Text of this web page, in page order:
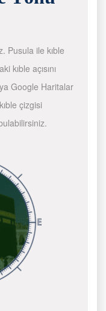
Pusula ile kıble
kıble açısını
Google Haritalar
çizgisi